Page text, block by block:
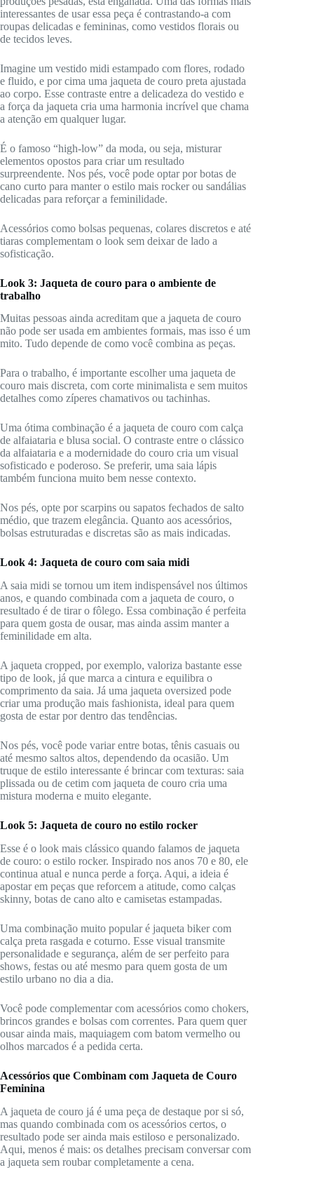
interessantes de usar essa peça é contrastando-a com
roupas delicadas e femininas, como vestidos florais ou
de tecidos leves.
Imagine um vestido midi estampado com flores, rodado
e fluido, e por cima uma jaqueta de couro preta ajustada
ao corpo. Esse contraste entre a delicadeza do vestido e
a força da jaqueta cria uma harmonia incrível que chama
a atenção em qualquer lugar.
É o famoso “high-low” da moda, ou seja, misturar
elementos opostos para criar um resultado
surpreendente. Nos pés, você pode optar por botas de
cano curto para manter o estilo mais rocker ou sandálias
delicadas para reforçar a feminilidade.
Acessórios como bolsas pequenas, colares discretos e até
tiaras complementam o look sem deixar de lado a
sofisticação.
Look 3: Jaqueta de couro para o ambiente de
trabalho
Muitas pessoas ainda acreditam que a jaqueta de couro
não pode ser usada em ambientes formais, mas isso é um
mito. Tudo depende de como você combina as peças.
Para o trabalho, é importante escolher uma jaqueta de
couro mais discreta, com corte minimalista e sem muitos
detalhes como zíperes chamativos ou tachinhas.
Uma ótima combinação é a jaqueta de couro com calça
de alfaiataria e blusa social. O contraste entre o clássico
da alfaiataria e a modernidade do couro cria um visual
sofisticado e poderoso. Se preferir, uma saia lápis
também funciona muito bem nesse contexto.
Nos pés, opte por scarpins ou sapatos fechados de salto
médio, que trazem elegância. Quanto aos acessórios,
bolsas estruturadas e discretas são as mais indicadas.
Look 4: Jaqueta de couro com saia midi
A saia midi se tornou um item indispensável nos últimos
anos, e quando combinada com a jaqueta de couro, o
resultado é de tirar o fôlego. Essa combinação é perfeita
para quem gosta de ousar, mas ainda assim manter a
feminilidade em alta.
A jaqueta cropped, por exemplo, valoriza bastante esse
tipo de look, já que marca a cintura e equilibra o
comprimento da saia. Já uma jaqueta oversized pode
criar uma produção mais fashionista, ideal para quem
gosta de estar por dentro das tendências.
Nos pés, você pode variar entre botas, tênis casuais ou
até mesmo saltos altos, dependendo da ocasião. Um
truque de estilo interessante é brincar com texturas: saia
plissada ou de cetim com jaqueta de couro cria uma
mistura moderna e muito elegante.
Look 5: Jaqueta de couro no estilo rocker
Esse é o look mais clássico quando falamos de jaqueta
de couro: o estilo rocker. Inspirado nos anos 70 e 80, ele
continua atual e nunca perde a força. Aqui, a ideia é
apostar em peças que reforcem a atitude, como calças
skinny, botas de cano alto e camisetas estampadas.
Uma combinação muito popular é jaqueta biker com
calça preta rasgada e coturno. Esse visual transmite
personalidade e segurança, além de ser perfeito para
shows, festas ou até mesmo para quem gosta de um
estilo urbano no dia a dia.
Você pode complementar com acessórios como chokers,
brincos grandes e bolsas com correntes. Para quem quer
ousar ainda mais, maquiagem com batom vermelho ou
olhos marcados é a pedida certa.
Acessórios que Combinam com Jaqueta de Couro
Feminina
A jaqueta de couro já é uma peça de destaque por si só,
mas quando combinada com os acessórios certos, o
resultado pode ser ainda mais estiloso e personalizado.
Aqui, menos é mais: os detalhes precisam conversar com
a jaqueta sem roubar completamente a cena.